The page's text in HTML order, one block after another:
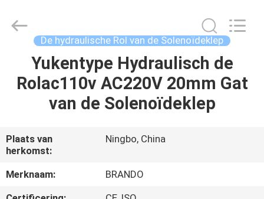
HUIS
PRODUCTEN
OVER
ONS
De hydraulische Rol van de Solenoïdeklep
Yukentype Hydraulisch de
Rolac110v AC220V 20mm Gat
van de Solenoïdeklep
Plaats van
herkomst:
Ningbo, China
Merknaam:
BRANDO